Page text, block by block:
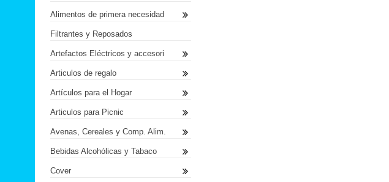
Alimentos de primera necesidad
Filtrantes y Reposados
Artefactos Eléctricos y accesori
Articulos de regalo
Artículos para el Hogar
Articulos para Picnic
Avenas, Cereales y Comp. Alim.
Bebidas Alcohólicas y Tabaco
Cover